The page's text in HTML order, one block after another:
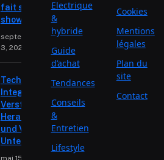
fait son
show
septembre
3, 2025
Technologische
Integration:
Verständnis der
Herausforderungen
und Vorteile für
Unternehmen
mai 15, 2024
Electrique
&
hybride
Guide
d’achat
Tendances
Conseils
&
Entretien
Lifestyle
Cookies
Mentions
légales
Plan du
site
Contact